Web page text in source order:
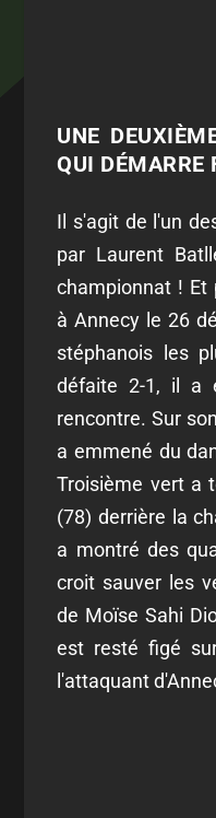
UNE
QUI DÉMARRE
Il s'agit de l'un
par Laurent
championnat ! Et
à Annecy le 26
stéphanois les
défaite 2-1, il a
rencontre. Sur
a emmené du
Troisième vert a
(78) derrière la
a montré des
croit sauver les
de Moïse Sahi
est resté figé
l'attaquant